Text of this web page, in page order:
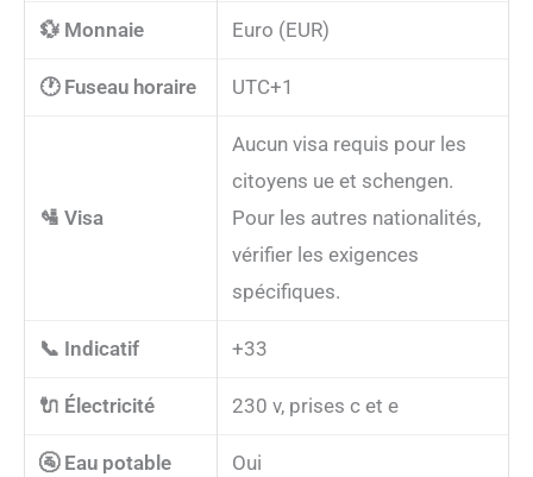
💱 Monnaie Euro (EUR)
🕐 Fuseau horaire UTC+1
🛂 Visa
Aucun visa requis pour les
citoyens ue et schengen.
Pour les autres nationalités,
vérifier les exigences
spécifiques.
📞 Indicatif +33
🔌 Électricité 230 v, prises c et e
🚰 Eau potable Oui